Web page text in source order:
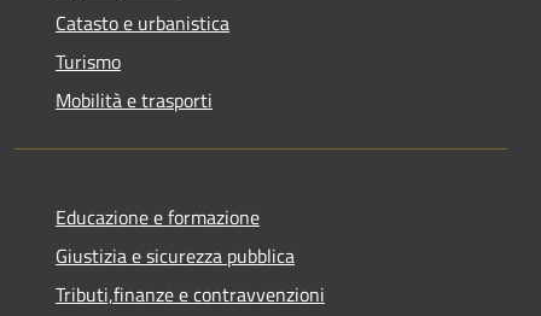
Catasto e urbanistica
Turismo
Mobilità e trasporti
Educazione e formazione
Giustizia e sicurezza pubblica
Tributi,finanze e contravvenzioni